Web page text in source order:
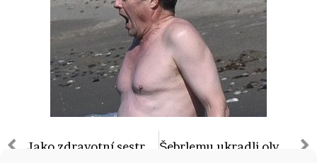
Šebrlemu ukradli olympijskou medaili z Atén! Neuvěřite, na koho to svedl!